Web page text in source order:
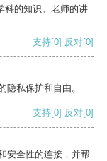
科的知识。老师的讲
支持[0] 反对[0]
私保护和自由。
支持[0] 反对[0]
安全性的连接，并帮